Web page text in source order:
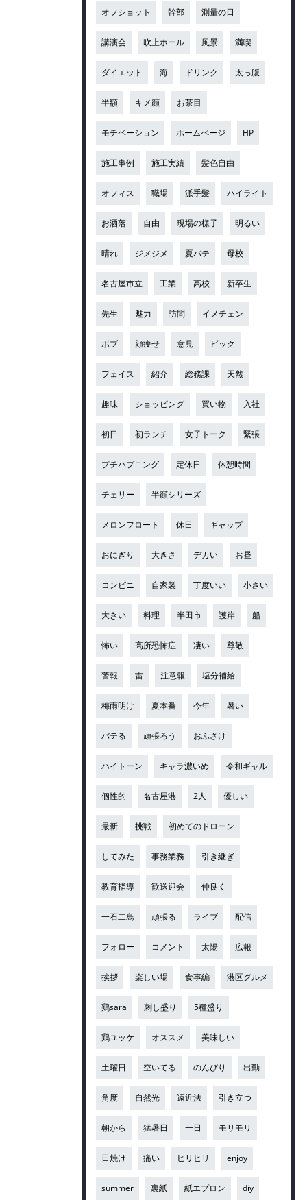
オフショット 幹部 測量の日
講演会 吹上ホール 風景 満喫
ダイエット 海 ドリンク 太っ腹
半額 キメ顔 お茶目
モチベーション ホームページ HP
施工事例 施工実績 髪色自由
オフィス 職場 派手髪 ハイライト
お洒落 自由 現場の様子 明るい
晴れ ジメジメ 夏バテ 母校
名古屋市立 工業 高校 新卒生
先生 魅力 訪問 イメチェン
ボブ 顔痩せ 意見 ビック
フェイス 紹介 総務課 天然
趣味 ショッピング 買い物 入社
初日 初ランチ 女子トーク 緊張
プチハプニング 定休日 休憩時間
チェリー 半顔シリーズ
メロンフロート 休日 ギャップ
おにぎり 大きさ デカい お昼
コンビニ 自家製 丁度いい 小さい
大きい 料理 半田市 護岸 船
怖い 高所恐怖症 凄い 尊敬
警報 雷 注意報 塩分補給
梅雨明け 夏本番 今年 暑い
バテる 頑張ろう おふざけ
ハイトーン キャラ濃いめ 令和ギャル
個性的 名古屋港 2人 優しい
最新 挑戦 初めてのドローン
してみた 事務業務 引き継ぎ
教育指導 歓送迎会 仲良く
一石二鳥 頑張る ライブ 配信
フォロー コメント 太陽 広報
挨拶 楽しい場 食事編 港区グルメ
鶏sara 刺し盛り 5種盛り
鶏ユッケ オススメ 美味しい
土曜日 空いてる のんびり 出勤
角度 自然光 遠近法 引き立つ
朝から 猛暑日 一日 モリモリ
日焼け 痛い ヒリヒリ enjoy
summer 裏紙 紙エプロン diy